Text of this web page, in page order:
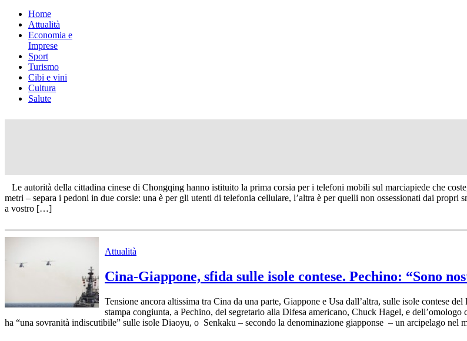
Home
Attualità
Economia e
Imprese
Sport
Turismo
Cibi e vini
Cultura
Salute
Le autorità della cittadina cinese di Chongqing hanno istituito la prima corsia per i telefoni mobili sul marciapiede che
metri – separa i pedoni in due corsie: una è per gli utenti di telefonia cellulare, l’altra è per quelli non ossessionati dai
a vostro […]
Attualità
Cina-Giappone, sfida sulle isole contese. Pechino: “Sono
Tensione ancora altissima tra Cina da una parte, Giappone e Usa dall’altra, sulle isole contese
stampa congiunta, a Pechino, del segretario alla Difesa americano, Chuck Hagel, e
ha “una sovranità indiscutibile” sulle isole Diaoyu, o Senkaku – secondo la denominazione giapponse – un arcipelago nel